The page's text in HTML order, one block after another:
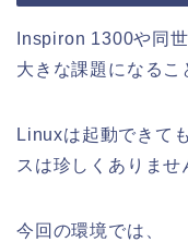
Inspiron 1300や同
大きな課題になるこ
Linuxは起動できて
スは珍しくありませ
今回の環境では、